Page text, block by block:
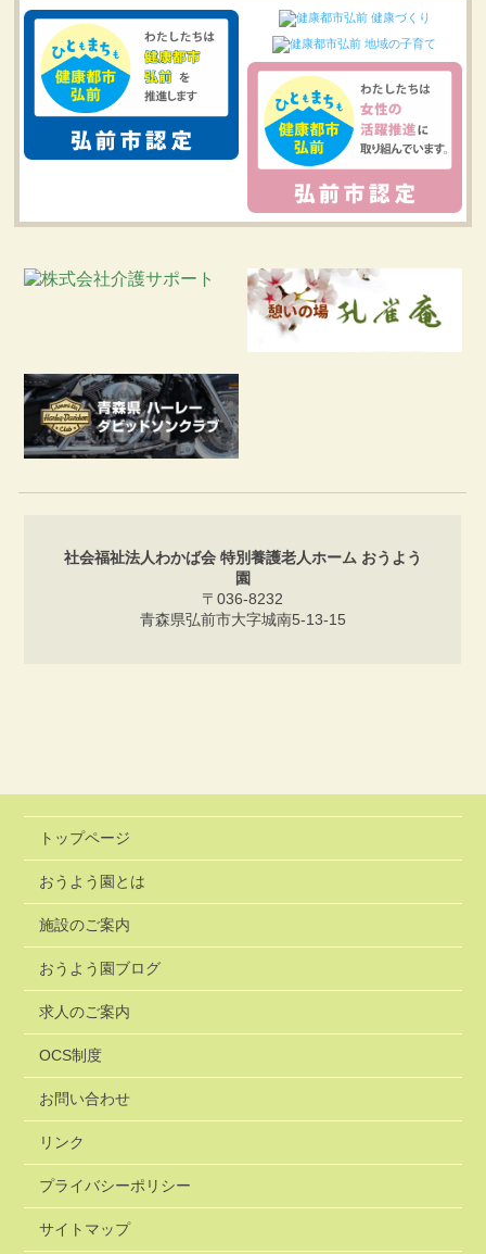
社会福祉法人わかば会 特別養護老人ホーム おうよう
園
〒036-8232
青森県弘前市大字城南5-13-15
トップページ
おうよう園とは
施設のご案内
おうよう園ブログ
求人のご案内
OCS制度
お問い合わせ
リンク
プライバシーポリシー
サイトマップ